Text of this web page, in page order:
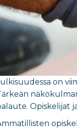
on
Opiskelijat